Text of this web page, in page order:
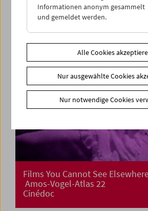
Films You Cannot See
Amos-Vogel-Atlas 22
Cinédoc
Informationen anonym gesammelt
und gemeldet werden.
Alle Cookies
Nur ausgewählte Cookies
Nur notwendige Cookies